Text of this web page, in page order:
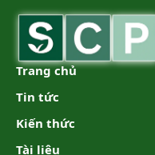
Trang chủ
Tin tức
Kiến thức
Tài liệu